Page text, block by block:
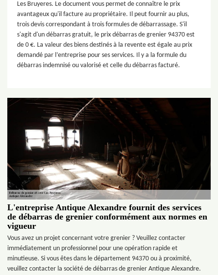
Les Bruyeres. Le document vous permet de connaître le prix
avantageux qu'il facture au propriétaire. Il peut fournir au plus,
trois devis correspondant à trois formules de débarrassage. S'il
s'agit d'un débarras gratuit, le prix débarras de grenier 94370 est
de 0 €. La valeur des biens destinés à la revente est égale au prix
demandé par l’entreprise pour ses services. Il y a la formule du
débarras indemnisé ou valorisé et celle du débarras facturé.
L'entreprise Antique Alexandre fournit des services
de débarras de grenier conformément aux normes en
vigueur
Vous avez un projet concernant votre grenier ? Veuillez contacter
immédiatement un professionnel pour une opération rapide et
minutieuse. Si vous êtes dans le département 94370 ou à proximité,
veuillez contacter la société de débarras de grenier Antique Alexandre.